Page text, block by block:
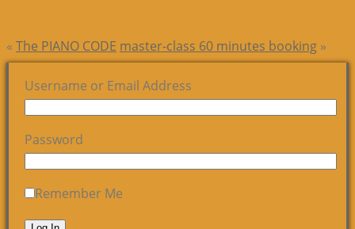
« The PIANO CODE master-class 60 minutes booking »
Username or Email Address
Password
Remember Me